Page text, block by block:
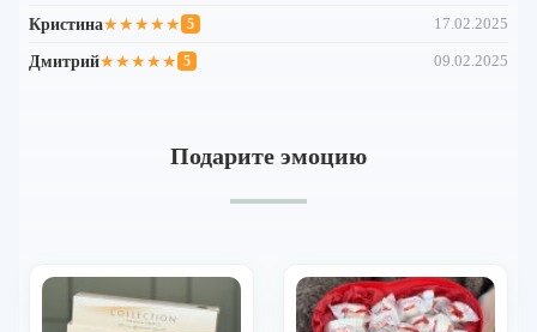
Кристина★★★★★ 5 17.02.2025
Дмитрий★★★★★ 5 09.02.2025
Подарите эмоцию